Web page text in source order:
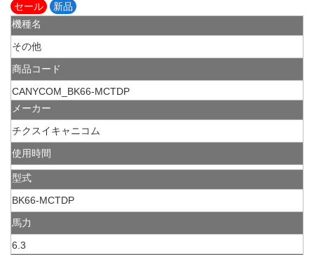
セール
新品
機種名
その他
商品コード
CANYCOM_BK66-MCTDP
メーカー
チクスイキャニコム
使用時間
型式
BK66-MCTDP
馬力
6.3